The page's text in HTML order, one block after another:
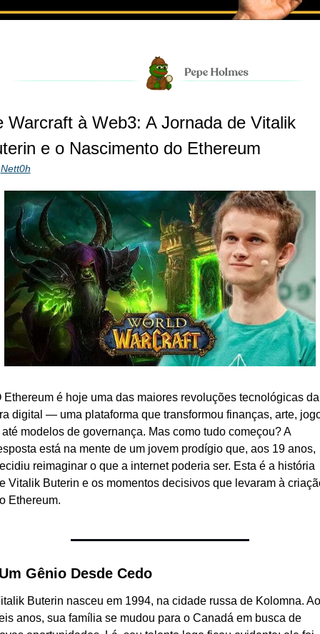
Warcraft à Web3: A Jornada de Vitalik
e o Nascimento do Ethereum
Nett0h
Ethereum é hoje uma das maiores revoluções tecnológicas da
digital — uma plataforma que transformou finanças, arte,
modelos de governança. Mas como tudo começou? A
está na mente de um jovem prodígio que, aos 19 anos,
reimaginar o que a internet poderia ser. Esta é a história
Vitalik Buterin e os momentos decisivos que levaram à
Ethereum.
Gênio Desde Cedo
Buterin nasceu em 1994, na cidade russa de Kolomna.
anos, sua família se mudou para o Canadá em busca de